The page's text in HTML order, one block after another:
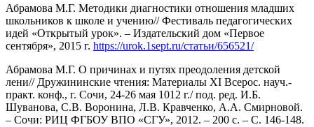
Абрамова М.Г. Методики диагностики отношения младших
школьников к школе и учению// Фестиваль педагогических
идей «Открытый урок». – Издательский дом «Первое
сентября», 2015 г. https://urok.1sept.ru/статьи/656521/
Абрамова М.Г. О причинах и путях преодоления детской
лени// Дружининские чтения: Материалы XI Всерос. науч.-
практ. конф., г. Сочи, 24-26 мая 1012 г./ под. ред. И.Б.
Шуванова, С.В. Воронина, Л.В. Кравченко, А.А. Смирновой.
– Сочи: РИЦ ФГБОУ ВПО «СГУ», 2012. – 200 с. – С. 146-148.